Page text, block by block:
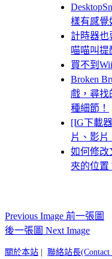
樣有感覺
計時器也
喵喵叫提
買不到
Broken
戲，尋找
種細節！
[IG下載
片、影片
如何修改
夾的位置
Previous Image 前一張圖
後一張圖 Next Image
關於本站 聯絡站長(Contact